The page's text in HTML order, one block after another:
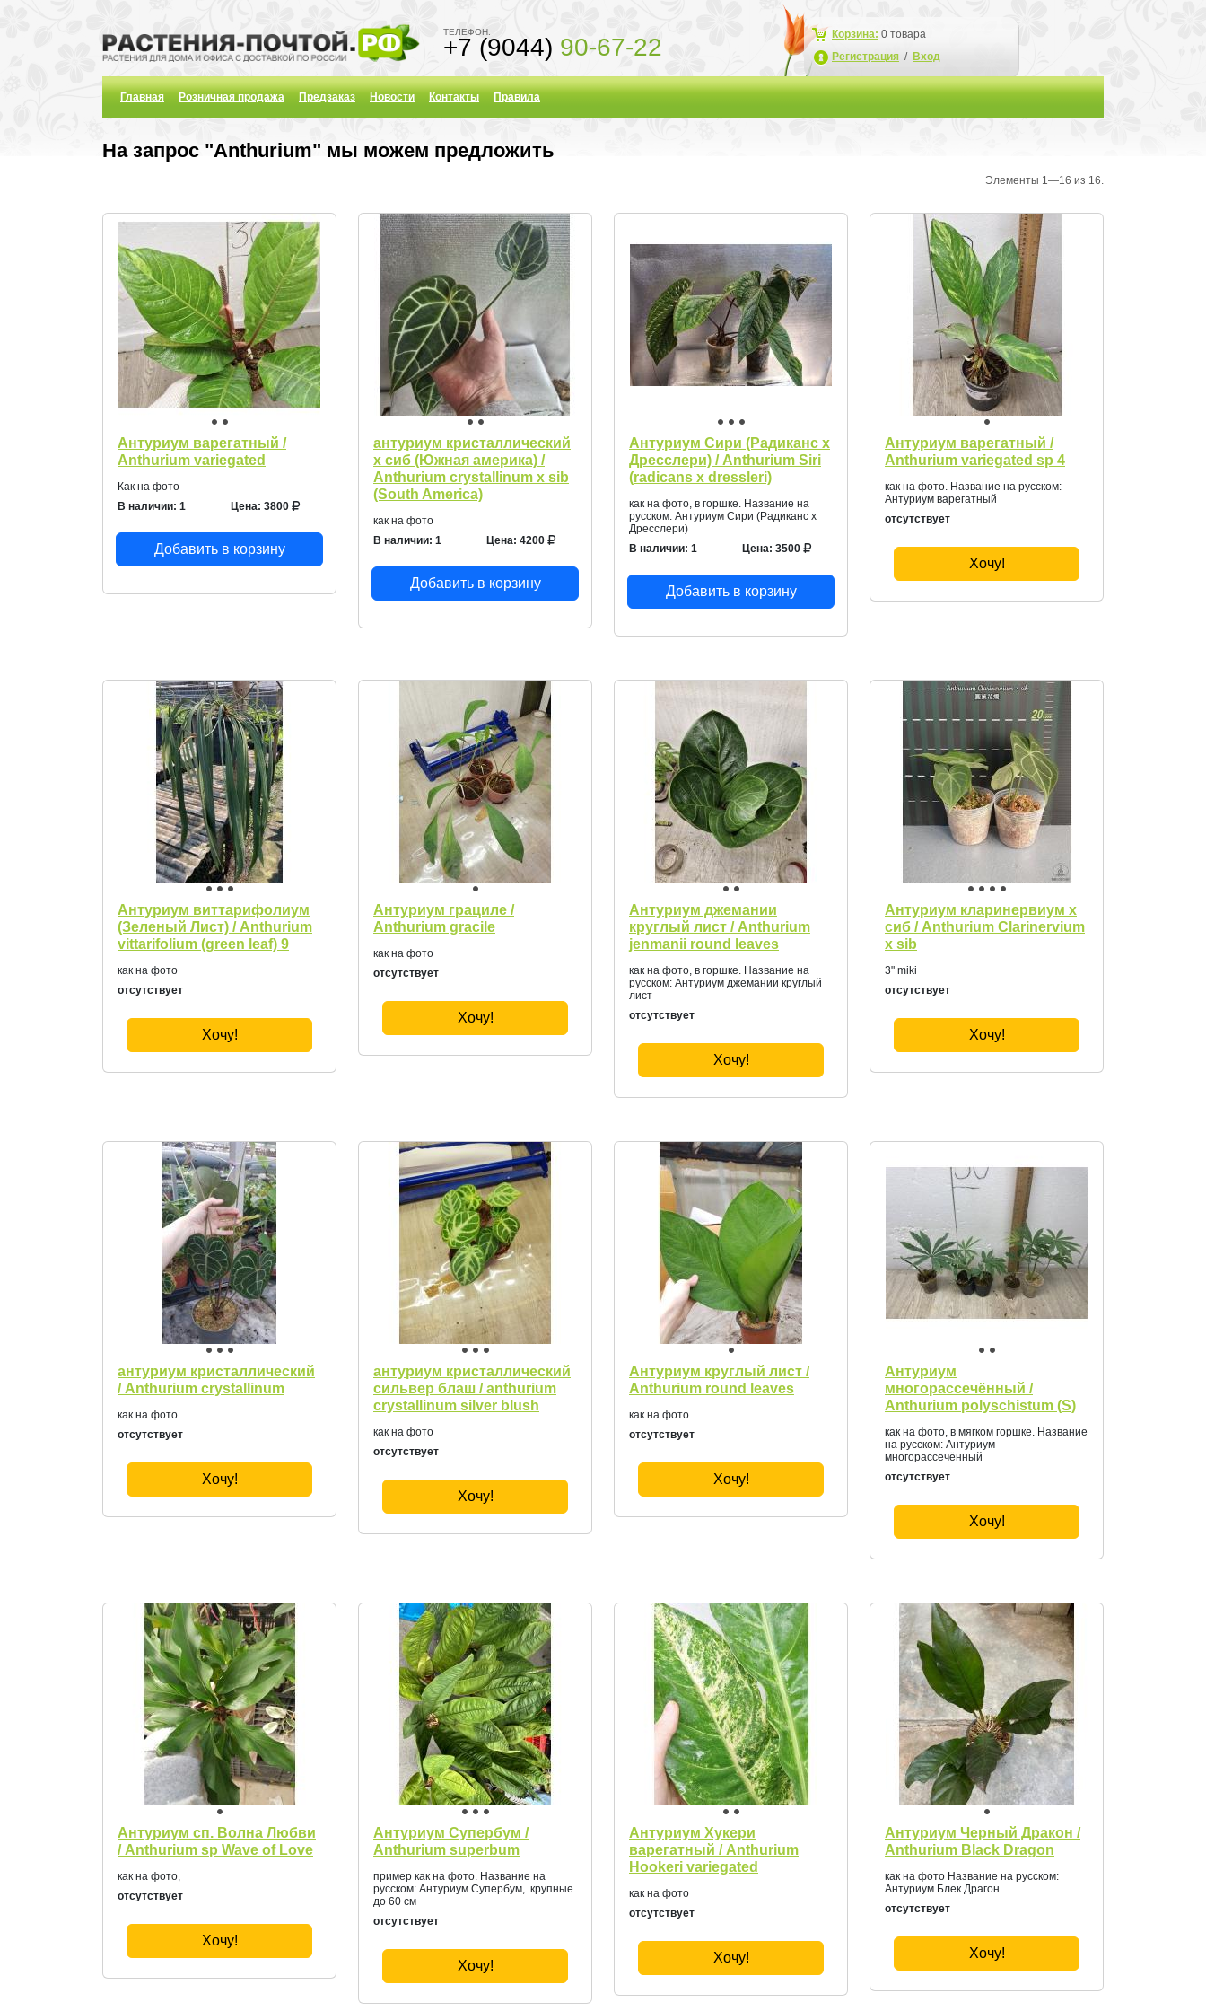
ТЕЛЕФОН:
+7 (9044) 90-67-22 Корзина: 0 товара
Регистрация / Вход
Главная Розничная продажа Предзаказ Новости Контакты Правила
На запрос "Anthurium" мы можем предложить
Элементы 1—16 из 16.
Антуриум варегатный /
Anthurium variegated
Как на фото
В наличии: 1
Цена: 3800
Добавить в корзину
антуриум кристаллический
х сиб (Южная америка) /
Anthurium crystallinum x sib
(South America)
как на фото
В наличии: 1
Цена: 4200
Добавить в корзину
Антуриум Сири (Радиканс х
Дресслери) / Anthurium Siri
(radicans x dressleri)
как на фото, в горшке. Название на
русском: Антуриум Сири (Радиканс х
Дресслери)
В наличии: 1
Цена: 3500
Добавить в корзину
Антуриум варегатный /
Anthurium variegated sp 4
как на фото. Название на русском:
Антуриум варегатный
отсутствует
Хочу!
Антуриум виттарифолиум
(Зеленый Лист) / Anthurium
vittarifolium (green leaf) 9
как на фото
отсутствует
Хочу!
Антуриум грациле /
Anthurium gracile
как на фото
отсутствует
Хочу!
Антуриум джемании
круглый лист / Anthurium
jenmanii round leaves
как на фото, в горшке. Название на
русском: Антуриум джемании круглый
лист
отсутствует
Хочу!
Антуриум кларинервиум х
сиб / Anthurium Clarinervium
x sib
3" miki
отсутствует
Хочу!
антуриум кристаллический
/ Anthurium crystallinum
как на фото
отсутствует
Хочу!
антуриум кристаллический
сильвер блаш / anthurium
crystallinum silver blush
как на фото
отсутствует
Хочу!
Антуриум круглый лист /
Anthurium round leaves
как на фото
отсутствует
Хочу!
Антуриум
многорассечённый /
Anthurium polyschistum (S)
как на фото, в мягком горшке. Название
на русском: Антуриум
многорассечённый
отсутствует
Хочу!
Антуриум сп. Волна Любви
/ Anthurium sp Wave of Love
как на фото,
отсутствует
Хочу!
Антуриум Супербум /
Anthurium superbum
пример как на фото. Название на
русском: Антуриум Супербум,. крупные
до 60 см
отсутствует
Хочу!
Антуриум Хукери
варегатный / Anthurium
Hookeri variegated
как на фото
отсутствует
Хочу!
Антуриум Черный Дракон /
Anthurium Black Dragon
как на фото Название на русском:
Антуриум Блек Драгон
отсутствует
Хочу!